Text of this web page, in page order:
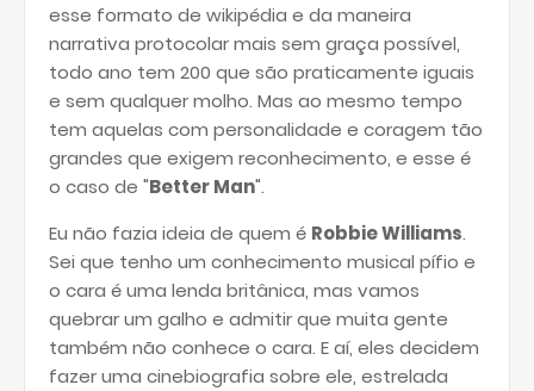
esse formato de wikipédia e da maneira
narrativa protocolar mais sem graça possível,
todo ano tem 200 que são praticamente iguais
e sem qualquer molho. Mas ao mesmo tempo
tem aquelas com personalidade e coragem tão
grandes que exigem reconhecimento, e esse é
o caso de "Better Man".
Eu não fazia ideia de quem é Robbie Williams.
Sei que tenho um conhecimento musical pífio e
o cara é uma lenda britânica, mas vamos
quebrar um galho e admitir que muita gente
também não conhece o cara. E aí, eles decidem
fazer uma cinebiografia sobre ele, estrelada